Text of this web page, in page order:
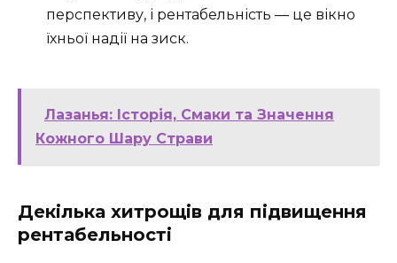
перспективу, і рентабельність — це вікно
їхньої надії на зиск.
Лазанья: Історія, Смаки та Значення
Кожного Шару Страви
Декілька хитрощів для підвищення
рентабельності